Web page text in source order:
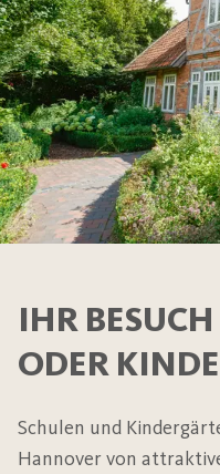
IHR
ODER
Schulen und
Hannover von